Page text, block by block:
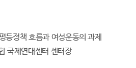
정책 흐름과 여성운동의 과제
국제연대센터 센터장